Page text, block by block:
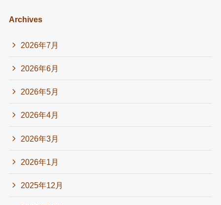
Archives
2026年7月
2026年6月
2026年5月
2026年4月
2026年3月
2026年1月
2025年12月